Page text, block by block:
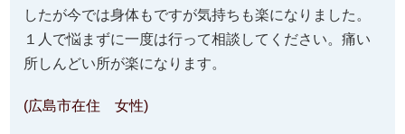
したが今では身体もですが気持ちも楽になりました。
１人で悩まずに一度は行って相談してください。痛い
所しんどい所が楽になります。
(広島市在住 女性)